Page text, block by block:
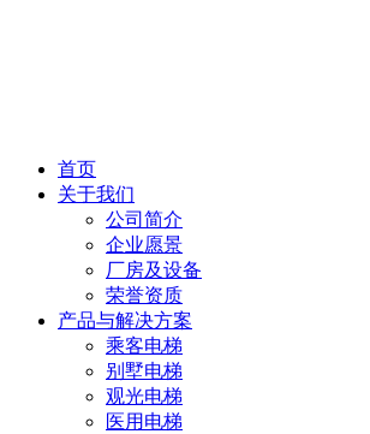
首页
关于我们
公司简介
企业愿景
厂房及设备
荣誉资质
产品与解决方案
乘客电梯
别墅电梯
观光电梯
医用电梯